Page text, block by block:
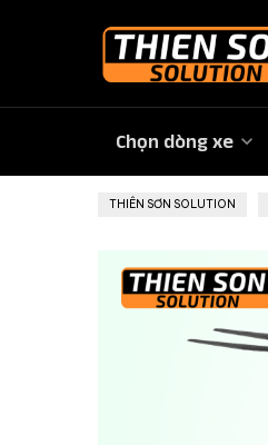
Chọn dòng xe
THIÊN SƠN SOLUTION